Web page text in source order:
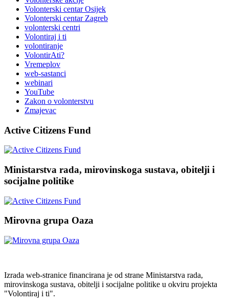
Volonterski centar Osijek
Volonterski centar Zagreb
volonterski centri
Volontiraj i ti
volontiranje
VolontirAti?
Vremeplov
web-sastanci
webinari
YouTube
Zakon o volonterstvu
Zmajevac
Active Citizens Fund
Ministarstva rada, mirovinskoga sustava, obitelji i
socijalne politike
Mirovna grupa Oaza
Izrada web-stranice financirana je od strane Ministarstva rada,
mirovinskoga sustava, obitelji i socijalne politike u okviru projekta
"Volontiraj i ti".